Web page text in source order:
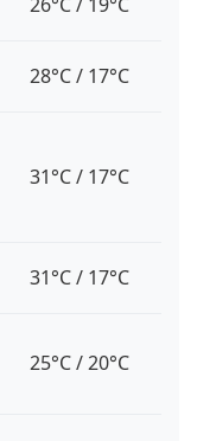
28°C / 17°C
31°C / 17°C
31°C / 17°C
25°C / 20°C